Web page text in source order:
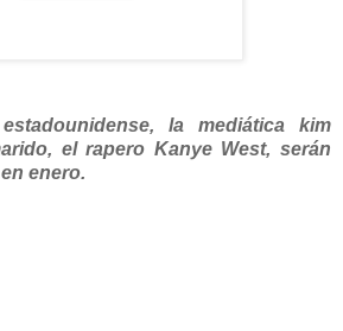
la mediática kim
el rapero Kanye West, serán
enero.